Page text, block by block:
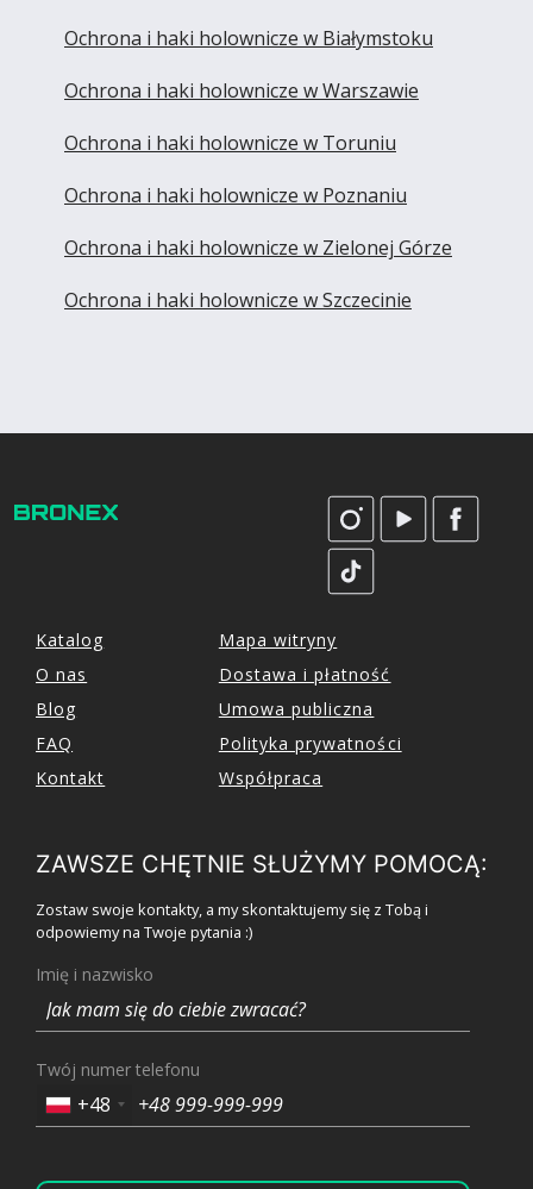
Ochrona i haki holownicze w Białymstoku
Ochrona i haki holownicze w Warszawie
Ochrona i haki holownicze w Toruniu
Ochrona i haki holownicze w Poznaniu
Ochrona i haki holownicze w Zielonej Górze
Ochrona i haki holownicze w Szczecinie
Katalog
O nas
Blog
FAQ
Kontakt
Mapa witryny
Dostawa i płatność
Umowa publiczna
Polityka prywatności
Współpraca
ZAWSZE CHĘTNIE SŁUŻYMY POMOCĄ:
Zostaw swoje kontakty, a my skontaktujemy się z Tobą i
odpowiemy na Twoje pytania :)
Imię i nazwisko
Twój numer telefonu
+48